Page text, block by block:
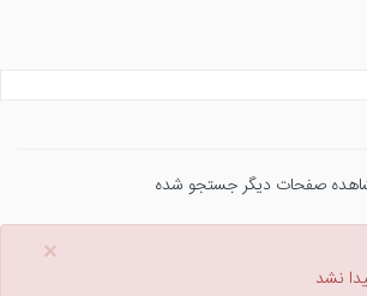
صفحات دیگر جستجو شده
×
نشد